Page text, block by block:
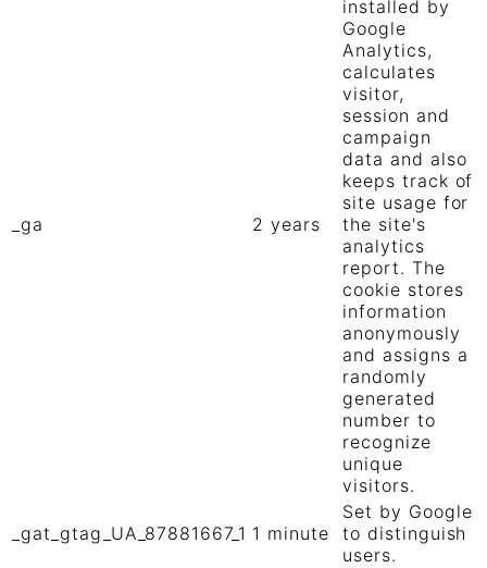
_ga 2 years
installed by
Google
Analytics,
calculates
visitor,
session and
campaign
data and also
keeps track of
site usage for
the site's
analytics
report. The
cookie stores
information
anonymously
and assigns a
randomly
generated
number to
recognize
unique
visitors.
_gat_gtag_UA_87881667_1 1 minute
Set by Google
to distinguish
users.